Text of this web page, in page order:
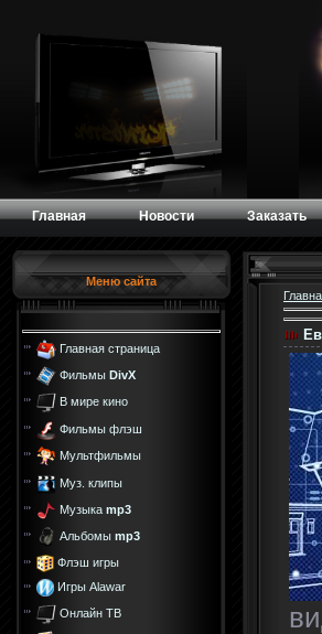
Главная Новости Заказать
Меню сайта
Главная страница
Фильмы DivX
В мире кино
Фильмы флэш
Мультфильмы
Муз. клипы
Музыка mp3
Альбомы mp3
Флэш игры
Игры Alawar
Онлайн ТВ